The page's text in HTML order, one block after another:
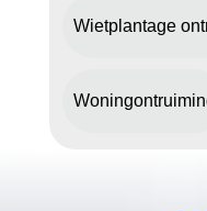
Wietplantage